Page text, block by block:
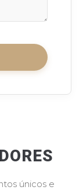
únicos e